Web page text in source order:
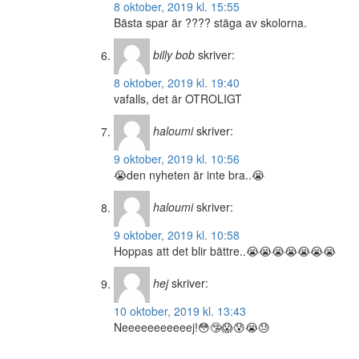
8 oktober, 2019 kl. 15:55
Bästa spar är ???? stäga av skolorna.
billy bob skriver:
8 oktober, 2019 kl. 19:40
vafalls, det är OTROLIGT
haloumi skriver:
9 oktober, 2019 kl. 10:56
😭den nyheten är inte bra..😭
haloumi skriver:
9 oktober, 2019 kl. 10:58
Hoppas att det blir bättre..😭😭😭😭😭😭😭
hej skriver:
10 oktober, 2019 kl. 13:43
Neeeeeeeeeeej!😳🤥😱😰😭😓